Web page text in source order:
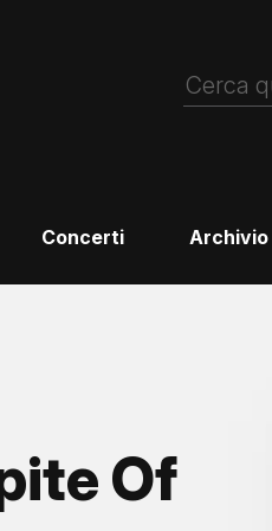
Concerti Archivio
Of